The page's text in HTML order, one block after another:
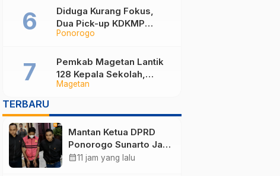
Tekanan Fiskal
Ponorogo
Diduga Kurang Fokus,
Dua Pick-up KDKMP
Tabrak Bus Pariwisata di
Magetan
Pemkab Magetan Lantik
128 Kepala Sekolah,
Bupati Pastikan
Dibuka untuk Isi Jabatan
yang Masih Kosong
TERBARU
Mantan Ketua DPRD
Ponorogo Sunarto Jadi
Tersangka Korupsi
calendar_month11 jam yang lalu